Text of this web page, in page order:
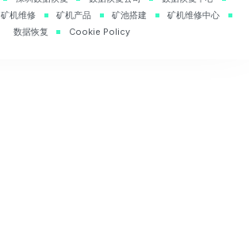
矿机维修 矿机产品 矿池搭建
矿机维修中心
数据恢复
Cookie Policy